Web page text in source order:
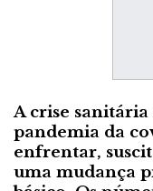
A crise
pandemia da
enfrentar,
uma mudança